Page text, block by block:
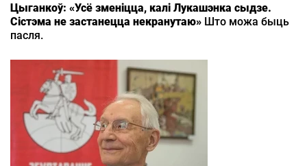
Цыганкоў: «Усё зменіцца, калі Лукашэнка сыдзе.
Сістэма не застанецца некранутаю» Што можа быць
пасля.